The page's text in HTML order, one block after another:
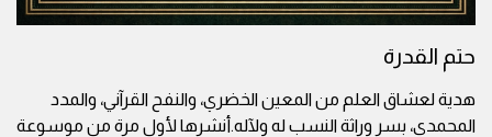
حتم القدرة
هدية لعشاق العلم من المعين الخضري، والنفح القرآني، والمدد
المحمدي، بسر وراثة النسب له ولآله.أنشرها لأول مرة من موسوعة